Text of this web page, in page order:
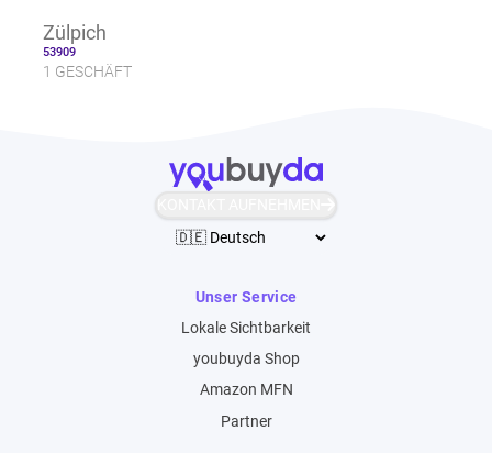
Zülpich
53909
1 GESCHÄFT
Unser Service
Lokale Sichtbarkeit
youbuyda Shop
Amazon MFN
Partner